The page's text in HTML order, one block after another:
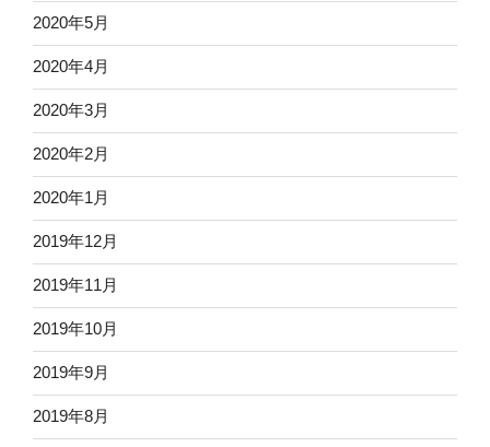
2020年5月
2020年4月
2020年3月
2020年2月
2020年1月
2019年12月
2019年11月
2019年10月
2019年9月
2019年8月